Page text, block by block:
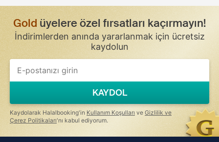
Goldüyelere özel fırsatları kaçırmayın!
İndirimlerden anında yararlanmak için ücretsiz
kaydolun
KAYDOL
Kaydolarak Halalbooking'in Kullanım Koşulları ve Gizlilik ve
Çerez Politikaları'nı kabul ediyorum.